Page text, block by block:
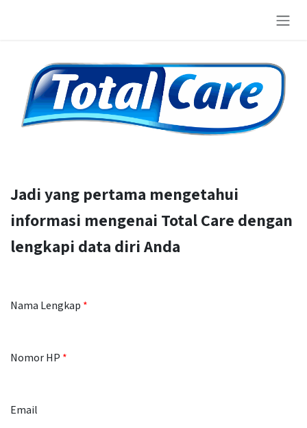
Jadi yang pertama mengetahui
informasi mengenai Total Care dengan
lengkapi data diri Anda
Nama Lengkap
Nomor HP
Email